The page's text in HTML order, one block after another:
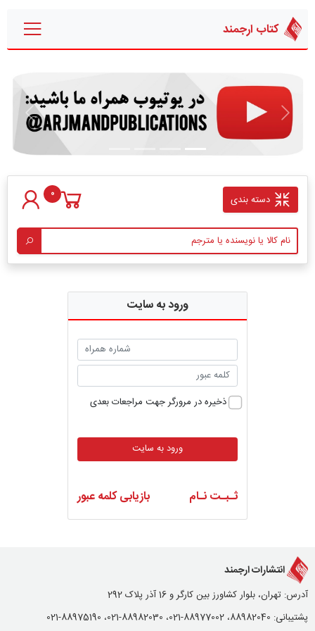
کتاب ارجمند
قبلی بعدی
دسته بندی 0
ورود به سایت
ذخیره در مرورگر جهت مراجعات بعدی
ورود به سایت
ثـبـت نـام بازیابی کلمه عبور
انتشارات ارجمند
آدرس: تهران، بلوار کشاورز بین کارگر و 16 آذر پلاک 292
پشتیبانی: 88982040، 88977002-021، 88982030-021، 88975190-021